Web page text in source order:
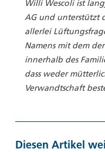
Willi Wescoli ist
AG und unterstützt
allerlei
Namens mit dem
innerhalb des
dass weder
Verwandtschaft
Diesen Artikel